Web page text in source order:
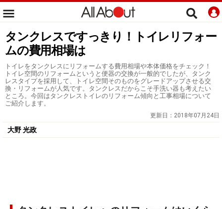
タンクレスですっきり！トイレリフォー
ムの費用相場は
トイレをタンクレスにリフォームする費用相場や本体価格をチェック！
トイレ空間のリフォームというと便器の交換が一般的でしたが、タンク
レスタイプを採用して、トイレ空間そのものをグレードアップさせる交
換・リフォームが人気です。タンクレスだからこそ手洗い器も考えたい
ところ。今回はタンクレストイレのリフォーム傾向と工事相場について
ご紹介します。
更新日： 2018年07月24日
大野 光政